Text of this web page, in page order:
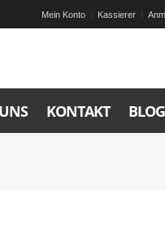
Mein Konto Kassierer
KONTAKT BLOG